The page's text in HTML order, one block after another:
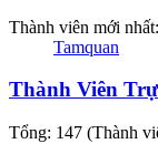
Thành viên mới nhất:
Tamquan
Thành Viên
Tổng: 147 (Thành